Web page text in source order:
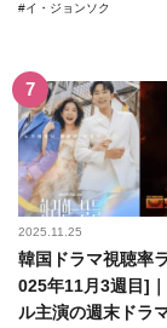
イ・ジョンソク
2025.11.25
韓国ドラマ視聴率
025年11月3週目]
ル主演の週末ドラ